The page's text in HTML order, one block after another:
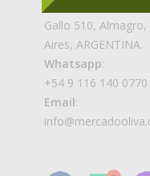
Dirección
Gallo 510,
Aires, ARGENTINA.
Whatsapp:
+54 9 116 140 0770
Email: